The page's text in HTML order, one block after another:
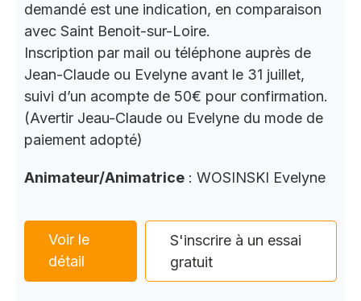
demandé est une indication, en comparaison
avec Saint Benoit-sur-Loire.
Inscription par mail ou téléphone auprès de
Jean-Claude ou Evelyne avant le 31 juillet,
suivi d’un acompte de 50€ pour confirmation.
(Avertir Jeau-Claude ou Evelyne du mode de
paiement adopté)
Animateur/Animatrice : WOSINSKI Evelyne
Voir le
détail
S'inscrire à un essai
gratuit